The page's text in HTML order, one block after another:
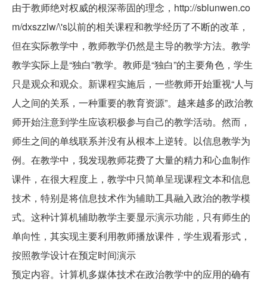
由于教师绝对权威的根深蒂固的理念，http://sblunwen.co
m/dxszzlw/\'s以前的相关课程和教学经历了不断的改革，
但在实际教学中，教师教学仍然是主导的教学方法。教学
教学实际上是“独白”教学。教师是“独白”的主要角色，学生
只是观众和观众。新课程实施后，一些教师开始重视“人与
人之间的关系，一种重要的教育资源”。越来越多的政治教
师开始注意到学生应该积极参与自己的教学活动。然而，
师生之间的单线联系并没有从根本上逆转。以信息教学为
例。在教学中，我发现教师花费了大量的精力和心血制作
课件，在很大程度上，教学中只简单呈现课程文本和信息
技术，特别是将信息技术作为辅助工具融入政治的教学模
式。这种计算机辅助教学主要显示演示功能，只有师生的
单向性，其实现主要利用教师播放课件，学生观看形式，
按照教学设计在预定时间演示
预定内容。计算机多媒体技术在政治教学中的应用的确有